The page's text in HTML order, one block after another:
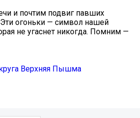
и почтим подвиг павших
огоньки — символ нашей
не угаснет никогда. Помним —
Верхняя Пышма